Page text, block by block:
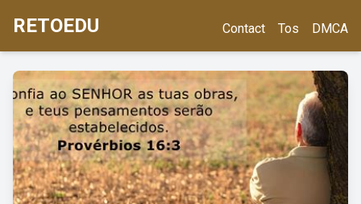
RETOEDU Contact Tos DMCA